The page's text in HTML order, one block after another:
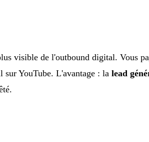
visible de l'outbound digital. Vous
YouTube. L'avantage : la lead